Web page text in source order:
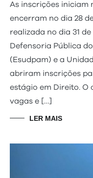
As inscrições iniciam
encerram no dia 28
realizada no dia 31
Defensoria Pública
(Esudpam) e a
abriram inscrições
estágio em Direito. O
vagas e […]
LER MAIS